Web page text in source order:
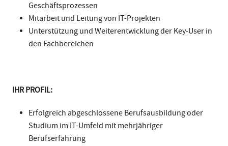
Geschäftsprozessen
Mitarbeit und Leitung von IT-Projekten
Unterstützung und Weiterentwicklung der Key-User in
den Fachbereichen
IHR PROFIL:
Erfolgreich abgeschlossene Berufsausbildung oder
Studium im IT-Umfeld mit mehrjähriger
Berufserfahrung